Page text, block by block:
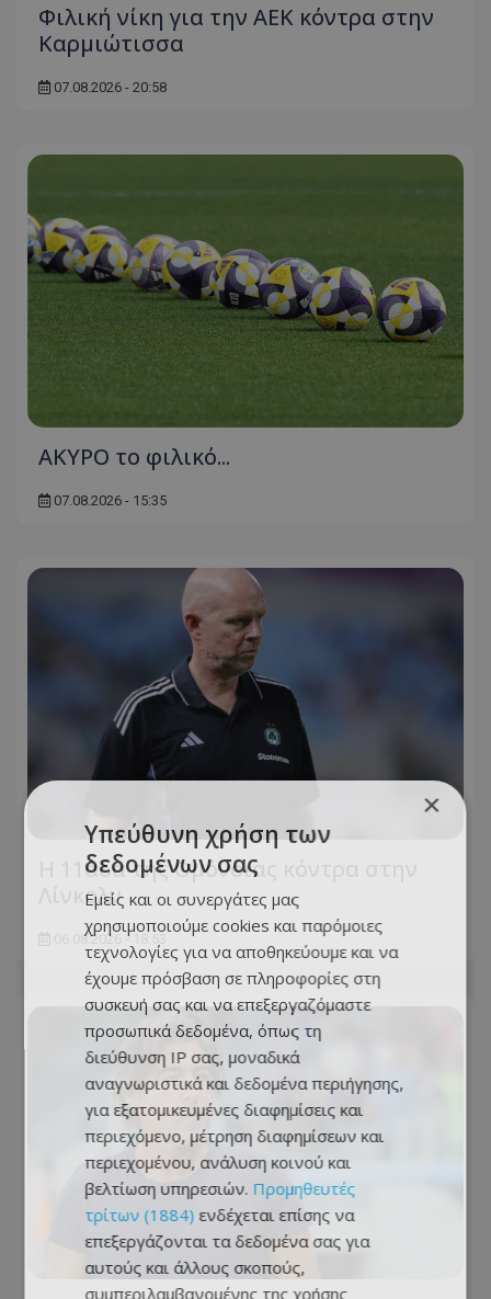
Φιλική νίκη για την ΑΕΚ κόντρα στην
Καρμιώτισσα
07.08.2026 - 20:58
AKYΡΟ το φιλικό...
07.08.2026 - 15:35
Η 11άδα της Ομόνοιας κόντρα στην
Λίνκολν
06.08.2026 - 18:53
×
Υπεύθυνη χρήση των
δεδομένων σας
Εμείς και οι συνεργάτες μας
χρησιμοποιούμε cookies και παρόμοιες
τεχνολογίες για να αποθηκεύουμε και να
έχουμε πρόσβαση σε πληροφορίες στη
συσκευή σας και να επεξεργαζόμαστε
προσωπικά δεδομένα, όπως τη
διεύθυνση IP σας, μοναδικά
αναγνωριστικά και δεδομένα περιήγησης,
για εξατομικευμένες διαφημίσεις και
περιεχόμενο, μέτρηση διαφημίσεων και
περιεχομένου, ανάλυση κοινού και
βελτίωση υπηρεσιών. Προμηθευτές
τρίτων (1884) ενδέχεται επίσης να
επεξεργάζονται τα δεδομένα σας για
αυτούς και άλλους σκοπούς,
συμπεριλαμβανομένης της χρήσης